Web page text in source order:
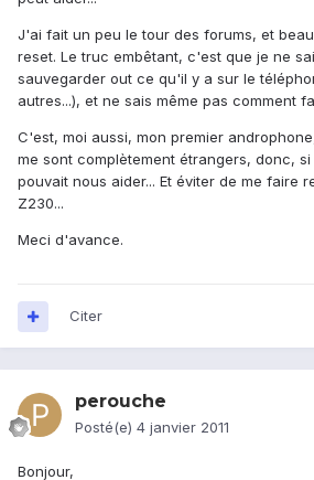
J'ai fait un peu le tour des forums, et
reset. Le truc embêtant, c'est que je ne
sauvegarder out ce qu'il y a sur le
autres...), et ne sais même pas comment
C'est, moi aussi, mon premier
me sont complètement étrangers, donc,
pouvait nous aider... Et éviter de me faire
Z230...
Meci d'avance.
Citer
perouche
Posté(e) 4 janvier 2011
Bonjour,